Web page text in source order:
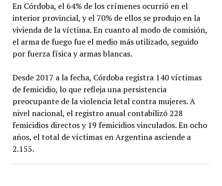
En Córdoba, el 64% de los crímenes ocurrió en el
interior provincial, y el 70% de ellos se produjo en la
vivienda de la víctima. En cuanto al modo de comisión,
el arma de fuego fue el medio más utilizado, seguido
por fuerza física y armas blancas.
Desde 2017 a la fecha, Córdoba registra 140 víctimas
de femicidio, lo que refleja una persistencia
preocupante de la violencia letal contra mujeres. A
nivel nacional, el registro anual contabilizó 228
femicidios directos y 19 femicidios vinculados. En ocho
años, el total de víctimas en Argentina asciende a
2.155.